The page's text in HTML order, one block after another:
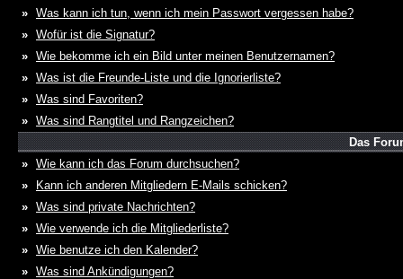
» Was kann ich tun, wenn ich mein Passwort vergessen habe?
» Wofür ist die Signatur?
» Wie bekomme ich ein Bild unter meinen Benutzernamen?
» Was ist die Freunde-Liste und die Ignorierliste?
» Was sind Favoriten?
» Was sind Rangtitel und Rangzeichen?
Das
» Wie kann ich das Forum durchsuchen?
»
Kann ich anderen Mitgliedern E-Mails schicken?
» Was sind private Nachrichten?
» Wie verwende ich die Mitgliederliste?
» Wie benutze ich den Kalender?
» Was sind Ankündigungen?